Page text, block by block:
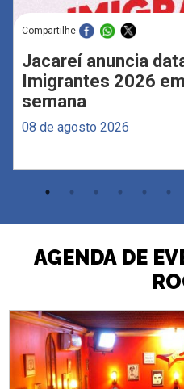
Compartilhe
Jacareí anuncia
Imigrantes 2026
semana
08 de agosto 2026
AGENDA DE